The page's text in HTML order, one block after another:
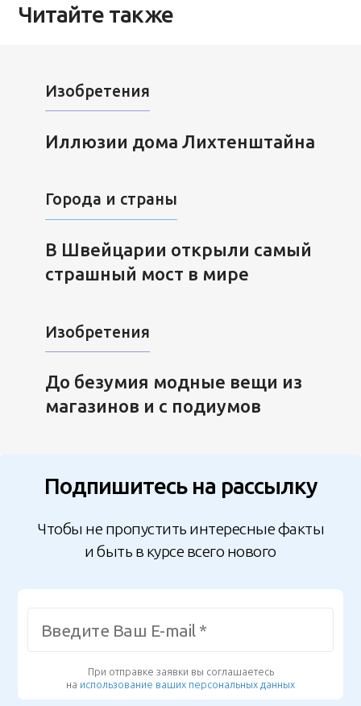
Читайте также
Изобретения
Иллюзии дома Лихтенштайна
Города и страны
В Швейцарии открыли самый
страшный мост в мире
Изобретения
До безумия модные вещи из
магазинов и с подиумов
Подпишитесь на рассылку
Чтобы не пропустить интересные факты
и быть в курсе всего нового
При отправке заявки вы соглашаетесь
на использование ваших персональных данных